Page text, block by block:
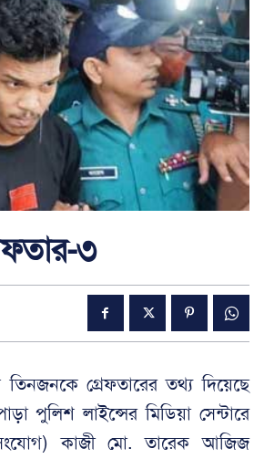
৩
তিনজনকে গ্রেফতারের তথ্য দিয়েছে
পুলিশ লাইন্সের মিডিয়া সেন্টারে
কাজী মো. তারেক আজিজ